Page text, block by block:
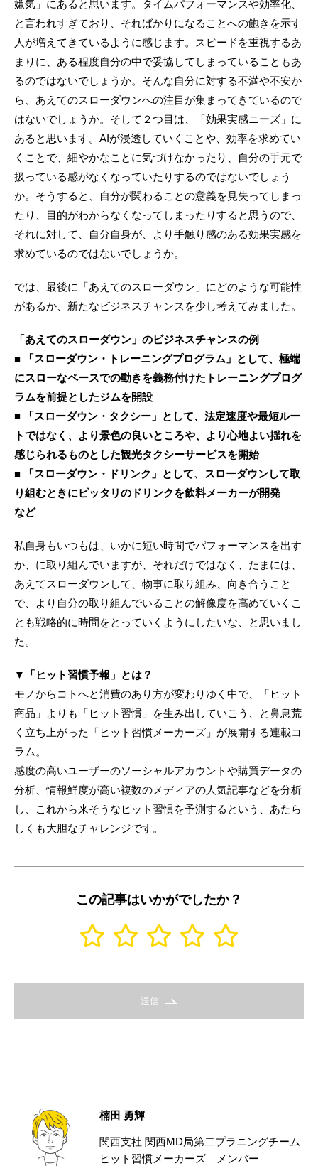
嫌気」にあると思います。タイムパフォーマンスや効率化、
と言われすぎており、そればかりになることへの飽きを示す
人が増えてきているように感じます。スピードを重視するあ
まりに、ある程度自分の中で妥協してしまっていることもあ
るのではないでしょうか。そんな自分に対する不満や不安か
ら、あえてのスローダウンへの注目が集まってきているので
はないでしょうか。そして２つ目は、「効果実感ニーズ」に
あると思います。AIが浸透していくことや、効率を求めてい
くことで、細やかなことに気づけなかったり、自分の手元で
扱っている感がなくなっていたりするのではないでしょう
か。そうすると、自分が関わることの意義を見失ってしまっ
たり、目的がわからなくなってしまったりすると思うので、
それに対して、自分自身が、より手触り感のある効果実感を
求めているのではないでしょうか。
では、最後に「あえてのスローダウン」にどのような可能性
があるか、新たなビジネスチャンスを少し考えてみました。
「あえてのスローダウン」のビジネスチャンスの例
■ 「スローダウン・トレーニングプログラム」として、極端
にスローなペースでの動きを義務付けたトレーニングプログ
ラムを前提としたジムを開設
■ 「スローダウン・タクシー」として、法定速度や最短ルー
トではなく、より景色の良いところや、より心地よい揺れを
感じられるものとした観光タクシーサービスを開始
■ 「スローダウン・ドリンク」として、スローダウンして取
り組むときにピッタリのドリンクを飲料メーカーが開発
など
私自身もいつもは、いかに短い時間でパフォーマンスを出す
か、に取り組んでいますが、それだけではなく、たまには、
あえてスローダウンして、物事に取り組み、向き合うこと
で、より自分の取り組んでいることの解像度を高めていくこ
とも戦略的に時間をとっていくようにしたいな、と思いまし
た。
▼「ヒット習慣予報」とは？
モノからコトへと消費のあり方が変わりゆく中で、「ヒット
商品」よりも「ヒット習慣」を生み出していこう、と鼻息荒
く立ち上がった「ヒット習慣メーカーズ」が展開する連載コ
ラム。
感度の高いユーザーのソーシャルアカウントや購買データの
分析、情報鮮度が高い複数のメディアの人気記事などを分析
し、これから来そうなヒット習慣を予測するという、あたら
しくも大胆なチャレンジです。
この記事はいかがでしたか？
送信
楠田 勇輝
関西支社 関西MD局第二プラニングチーム
ヒット習慣メーカーズ メンバー